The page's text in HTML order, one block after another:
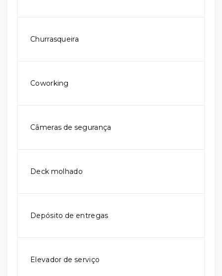
Churrasqueira
Coworking
Câmeras de segurança
Deck molhado
Depósito de entregas
Elevador de serviço